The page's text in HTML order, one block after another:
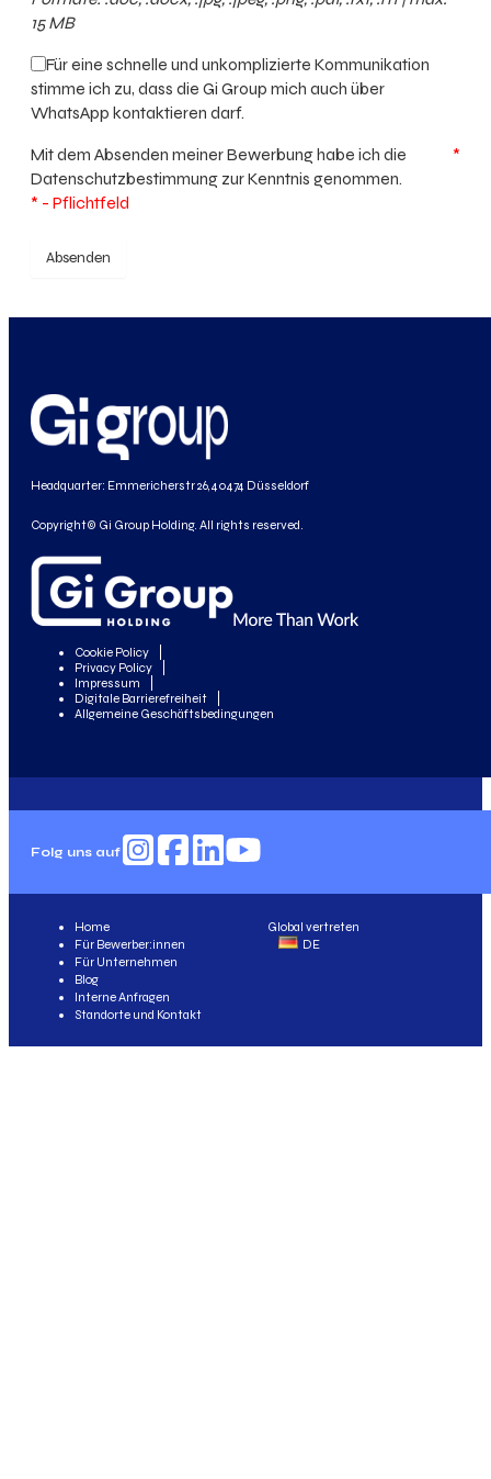
15 MB
Für eine schnelle und unkomplizierte Kommunikation
stimme ich zu, dass die Gi Group mich auch über
WhatsApp kontaktieren darf.
*
Mit dem Absenden meiner Bewerbung habe ich die
Datenschutzbestimmung zur Kenntnis genommen.
* - Pflichtfeld
Absenden
Headquarter: Emmericherstr 26, 40474 Düsseldorf
Copyright© Gi Group Holding. All rights reserved.
Cookie Policy
Privacy Policy
Impressum
Digitale Barrierefreiheit
Allgemeine Geschäftsbedingungen
Folg uns auf
Global vertreten
DE
Home
Für Bewerber:innen
Für Unternehmen
Blog
Interne Anfragen
Standorte und Kontakt